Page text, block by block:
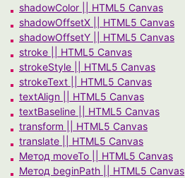
shadowColor || HTML5 Canvas
shadowOffsetX || HTML5 Canvas
shadowOffsetY || HTML5 Canvas
stroke || HTML5 Canvas
strokeStyle || HTML5 Canvas
strokeText || HTML5 Canvas
textAlign || HTML5 Canvas
textBaseline || HTML5 Canvas
transform || HTML5 Canvas
translate || HTML5 Canvas
Метод moveTo || HTML5 Canvas
Метод beginPath || HTML5 Canvas